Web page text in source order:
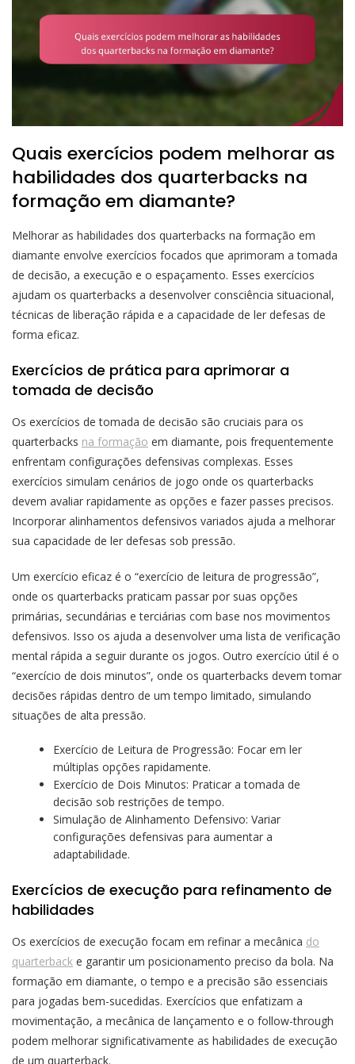
Quais exercícios podem melhorar as
habilidades dos quarterbacks na
formação em diamante?
Melhorar as habilidades dos quarterbacks na formação em
diamante envolve exercícios focados que aprimoram a tomada
de decisão, a execução e o espaçamento. Esses exercícios
ajudam os quarterbacks a desenvolver consciência situacional,
técnicas de liberação rápida e a capacidade de ler defesas de
forma eficaz.
Exercícios de prática para aprimorar a
tomada de decisão
Os exercícios de tomada de decisão são cruciais para os
quarterbacks na formação em diamante, pois frequentemente
enfrentam configurações defensivas complexas. Esses
exercícios simulam cenários de jogo onde os quarterbacks
devem avaliar rapidamente as opções e fazer passes precisos.
Incorporar alinhamentos defensivos variados ajuda a melhorar
sua capacidade de ler defesas sob pressão.
Um exercício eficaz é o “exercício de leitura de progressão”,
onde os quarterbacks praticam passar por suas opções
primárias, secundárias e terciárias com base nos movimentos
defensivos. Isso os ajuda a desenvolver uma lista de verificação
mental rápida a seguir durante os jogos. Outro exercício útil é o
“exercício de dois minutos”, onde os quarterbacks devem tomar
decisões rápidas dentro de um tempo limitado, simulando
situações de alta pressão.
Exercício de Leitura de Progressão: Focar em ler
múltiplas opções rapidamente.
Exercício de Dois Minutos: Praticar a tomada de
decisão sob restrições de tempo.
Simulação de Alinhamento Defensivo: Variar
configurações defensivas para aumentar a
adaptabilidade.
Exercícios de execução para refinamento de
habilidades
Os exercícios de execução focam em refinar a mecânica do
quarterback e garantir um posicionamento preciso da bola. Na
formação em diamante, o tempo e a precisão são essenciais
para jogadas bem-sucedidas. Exercícios que enfatizam a
movimentação, a mecânica de lançamento e o follow-through
podem melhorar significativamente as habilidades de execução
de um quarterback.